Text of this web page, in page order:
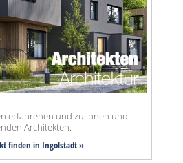
erfahrenen und zu Ihnen und
Architekten.
finden in Ingolstadt »